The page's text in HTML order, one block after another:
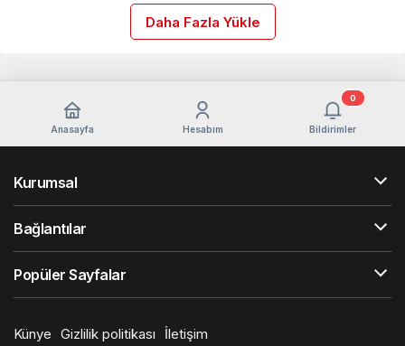
Daha Fazla Yükle
Anasayfa Hesabım Bildirimler
0
Kurumsal
Bağlantılar
Popüler Sayfalar
Künye Gizlilik politikası
İletişim